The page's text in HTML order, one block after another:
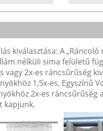
kiválasztása: A
nélküli sima felületű
vagy 2x-es ráncsűrűség
1,5x-es, Egyszínű
2x-es ráncsűrűség
kapjunk.